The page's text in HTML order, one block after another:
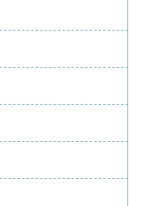
会）（2025年2月
）
合同例会）